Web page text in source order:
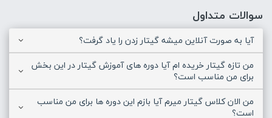
سوالات متداول
آیا به صورت آنلاین میشه گیتار زدن را یاد گرفت؟
من تازه گیتار خریده ام آیا دوره های آموزش گیتار در این بخش
برای من مناسب است؟
من الان کلاس گیتار میرم آیا بازم این دوره ها برای من مناسب
است؟